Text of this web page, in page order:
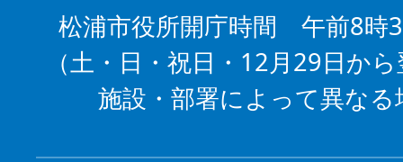
松浦市役所開庁時間 午前8時
（土・日・祝日・12月29日か
施設・部署によって異な